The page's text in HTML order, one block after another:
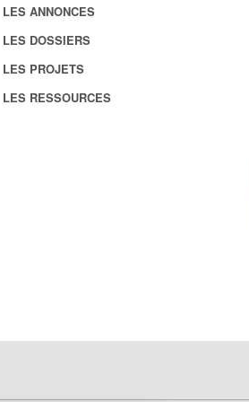
LES ANNONCES
LES DOSSIERS
LES PROJETS
LES RESSOURCES